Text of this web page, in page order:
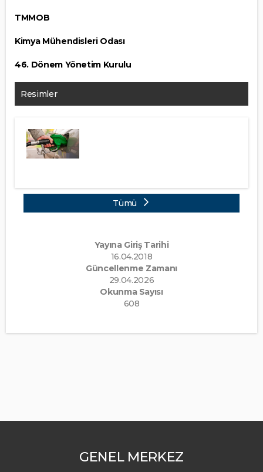
TMMOB
Kimya Mühendisleri Odası
46. Dönem Yönetim Kurulu
Resimler
Tümü
Yayına Giriş Tarihi
16.04.2018
Güncellenme Zamanı
29.04.2026
Okunma Sayısı
608
GENEL MERKEZ